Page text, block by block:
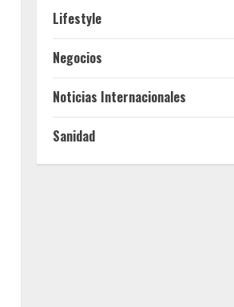
Lifestyle
Negocios
Noticias Internacionales
Sanidad